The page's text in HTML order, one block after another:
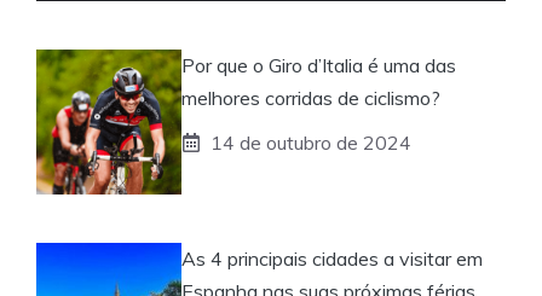
Por que o Giro d’Italia é uma das
melhores corridas de ciclismo?
14 de outubro de 2024
As 4 principais cidades a visitar em
Espanha nas suas próximas férias